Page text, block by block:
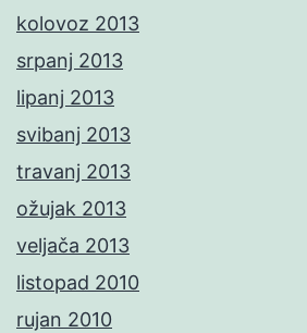
kolovoz 2013
srpanj 2013
lipanj 2013
svibanj 2013
travanj 2013
ožujak 2013
veljača 2013
listopad 2010
rujan 2010